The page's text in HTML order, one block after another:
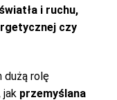
i ruchu,
czy
dużą rolę
jak przemyślana